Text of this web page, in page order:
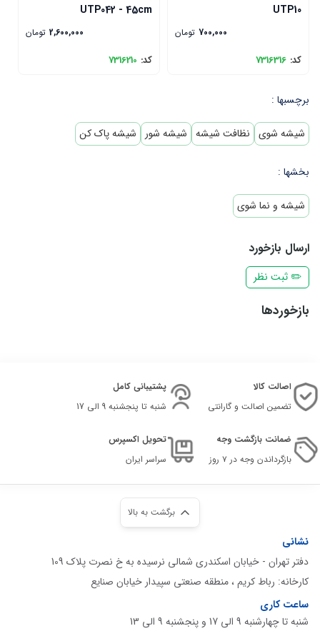
UTP10
700,000 تومان
کد: 7316316
UTP042 - 45cm
2,600,000 تومان
کد: 7316210
برچسبها :
شیشه شوی نظافت شیشه شیشه شور شیشه پاک کن
بخشها :
شیشه و نما شوی
ارسال بازخورد
✏️ ثبت نظر
بازخوردها
اصالت کالا
تضمین اصالت و گارانتی
پشتیبانی کامل
شنبه تا پنجشنبه 9 الی 17
ضمانت بازگشت وجه
بازگرداندن وجه در ۷ روز
تحویل اکسپرس
سراسر ایران
برگشت به بالا
نشانی
دفتر تهران - خیابان اسکندری شمالی نرسیده به خ نصرت پلاک 109
کارخانه: رباط کریم ، منطقه صنعتی سپیدار خیابان صنایع
ساعت کاری
شنبه تا چهارشنبه 9 الی 17 و پنجشنبه 9 الی 13